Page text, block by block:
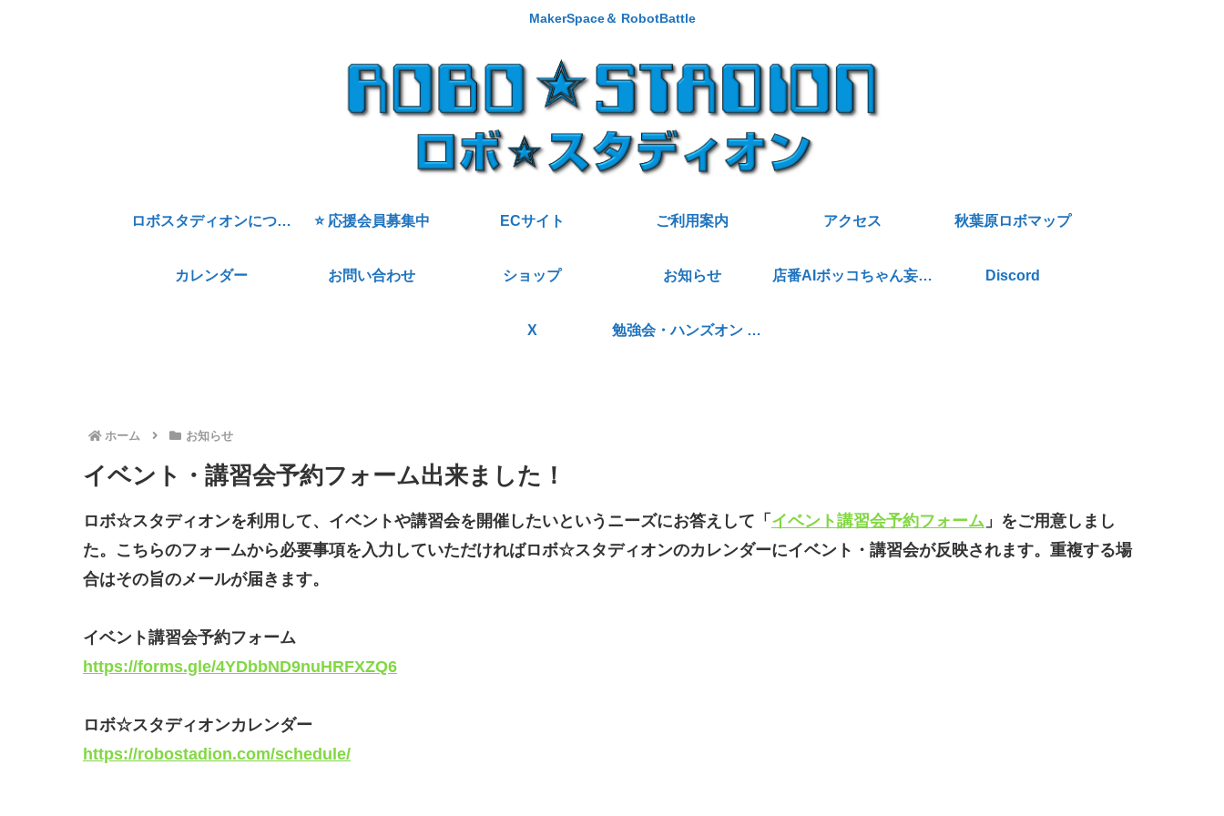
MakerSpace＆ RobotBattle
ロボスタディオンについて ⭐ 応援会員募集中 ECサイト ご利用案内 アクセス 秋葉原ロボマップ
カレンダー お問い合わせ ショップ お知らせ 店番AIボッコちゃん妄想暴走日記 Discord
X 勉強会・ハンズオン 講師派遣
ホーム お知らせ
イベント・講習会予約フォーム出来ました！
ロボ☆スタディオンを利用して、イベントや講習会を開催したいというニーズにお答えして「 イベント講習会予約フォーム 」をご用意しまし
た。こちらのフォームから必要事項を入力していただければロボ☆スタディオンのカレンダーにイベント・講習会が反映されます。重複する場
合はその旨のメールが届きます。
イベント講習会予約フォーム
https://forms.gle/4YDbbND9nuHRFXZQ6
ロボ☆スタディオンカレンダー
https://robostadion.com/schedule/